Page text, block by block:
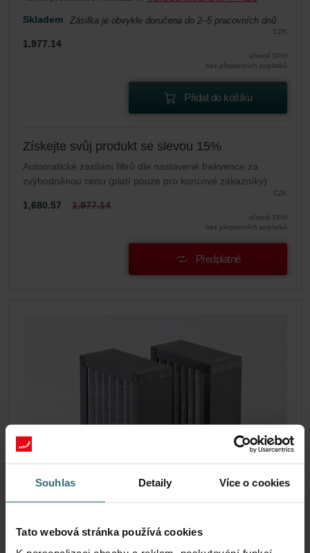
Souhlas Detaily Více o cookies
Tato webová stránka používá cookies
Skladem Zásilka je obvykle doručena do 2–5 pracovních dnů
CZK
1,977.14
včetně DPH
bez přepravních poplatků
Přidat do košíku
Získejte svůj produkt se slevou 15%
Automatické zasílání filtrů dle nastavené frekvence za
zvýhodněnou cenu (platí pouze pro koncové zákazníky)
CZK
1,680.57 1,977.14
včetně DPH
bez přepravních poplatků
Předplatné
jednotky | Zehnder Original